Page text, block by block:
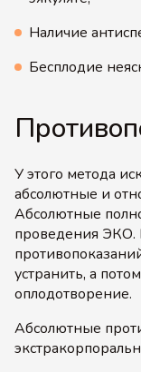
Наличие
Бесплодие
У этого метода
абсолютные и
Абсолютные
проведения ЭКО.
устранить, а
оплодотворение.
Абсолютные